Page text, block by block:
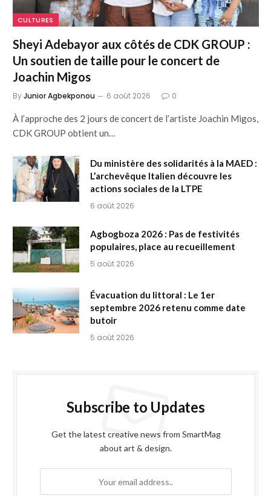
CULTURES
Sheyi Adebayor aux côtés de CDK GROUP :
Un soutien de taille pour le concert de
Joachin Migos
ByJunior Agbekponou 6 août 2026 0
À l’approche des 2 jours de concert de l’artiste Joachin Migos,
CDK GROUP obtient un…
Du ministère des solidarités à la MAED :
L’archevêque Italien découvre les
actions sociales de la LTPE
6 août 2026
Agbogboza 2026 : Pas de festivités
populaires, place au recueillement
5 août 2026
Évacuation du littoral : Le 1er
septembre 2026 retenu comme date
butoir
5 août 2026
Subscribe to Updates
Get the latest creative news from SmartMag
about art & design.